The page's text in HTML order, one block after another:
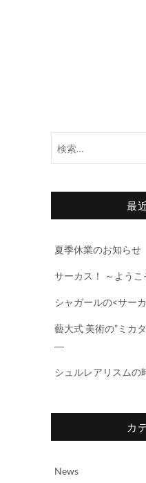
最
夏季休業のお知らせ
サーカス！ ～ようこ
シャガールの<サー
藝大式 美術の”ミカ
―
シュルレアリスムの
カ
News